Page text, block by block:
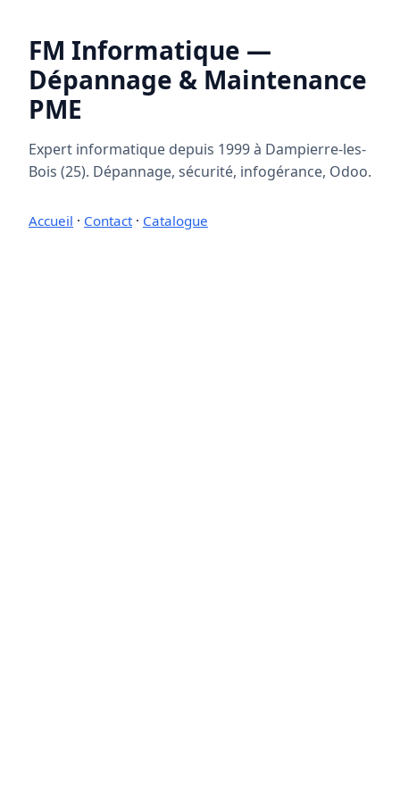
FM Informatique —
Dépannage & Maintenance
PME
Expert informatique depuis 1999 à Dampierre-les-
Bois (25). Dépannage, sécurité, infogérance, Odoo.
Accueil · Contact· Catalogue